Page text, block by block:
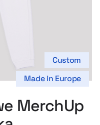
Custom
Made in Europe
MerchUp